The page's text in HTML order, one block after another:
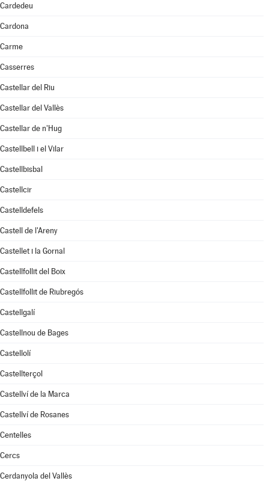
Cardedeu
Cardona
Carme
Casserres
Castellar del Riu
Castellar del Vallès
Castellar de n'Hug
Castellbell i el Vilar
Castellbisbal
Castellcir
Castelldefels
Castell de l'Areny
Castellet i la Gornal
Castellfollit del Boix
Castellfollit de Riubregós
Castellgalí
Castellnou de Bages
Castellolí
Castellterçol
Castellví de la Marca
Castellví de Rosanes
Centelles
Cercs
Cerdanyola del Vallès